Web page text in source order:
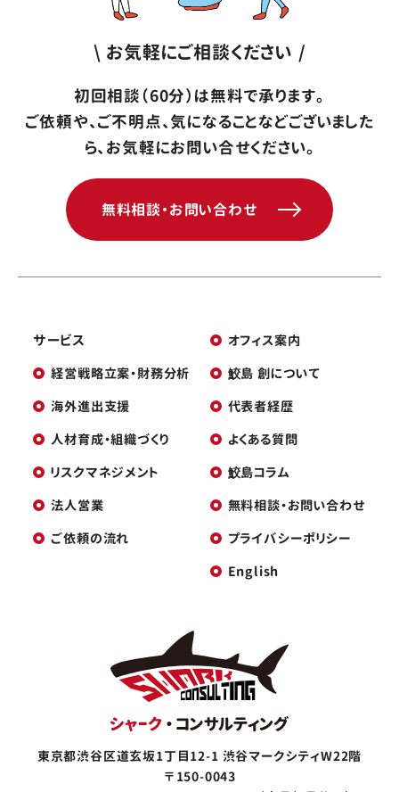
\ お気軽にご相談ください /
初回相談（60分）は無料で承ります。
ご依頼や、ご不明点、気になることなどございました
ら、お気軽にお問い合せください。
無料相談・お問い合わせ
東京都渋谷区道玄坂1丁目12-1 渋谷マークシティW22階
〒150-0043
サービス
経営戦略立案・財務分析
海外進出支援
人材育成・組織づくり
リスクマネジメント
法人営業
ご依頼の流れ
オフィス案内
鮫島 創について
代表者経歴
よくある質問
鮫島コラム
無料相談・お問い合わせ
プライバシーポリシー
English